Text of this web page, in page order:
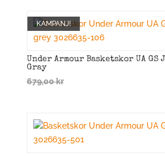
KAMPANJ!
Under Armour Basketskor UA GS
Gray
679,00krDet
var:
Det
är: